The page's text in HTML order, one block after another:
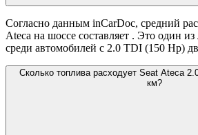
Согласно данным inCarDoc, средний
Ateca на шоссе составляет . Это один из
среди автомобилей с 2.0 TDI (150 Hp)
Сколько топлива расходует Seat Ateca
км?